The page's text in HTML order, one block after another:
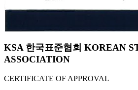
KSA 한국표준협회 KOREAN
ASSOCIATION
CERTIFICATE OF APPROVAL